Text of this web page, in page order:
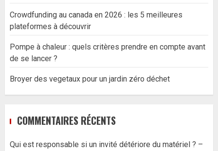
Crowdfunding au canada en 2026 : les 5 meilleures
plateformes à découvrir
Pompe à chaleur : quels critères prendre en compte avant
de se lancer ?
Broyer des vegetaux pour un jardin zéro déchet
COMMENTAIRES RÉCENTS
Qui est responsable si un invité détériore du matériel ? –